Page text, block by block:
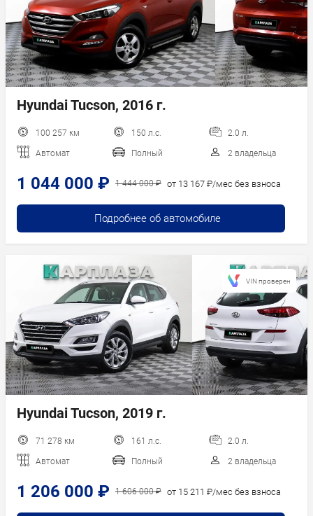
Hyundai Tucson, 2016 г.
100 257 км 150 л.с. 2.0 л.
Автомат Полный 2 владельца
1 044 000 ₽ 1 444 000 ₽ от 13 167 ₽/мес без взноса
Подробнее об автомобиле
Hyundai Tucson, 2019 г.
71 278 км 161 л.с. 2.0 л.
Автомат Полный 2 владельца
1 206 000 ₽ 1 606 000 ₽ от 15 211 ₽/мес без взноса
VIN проверен